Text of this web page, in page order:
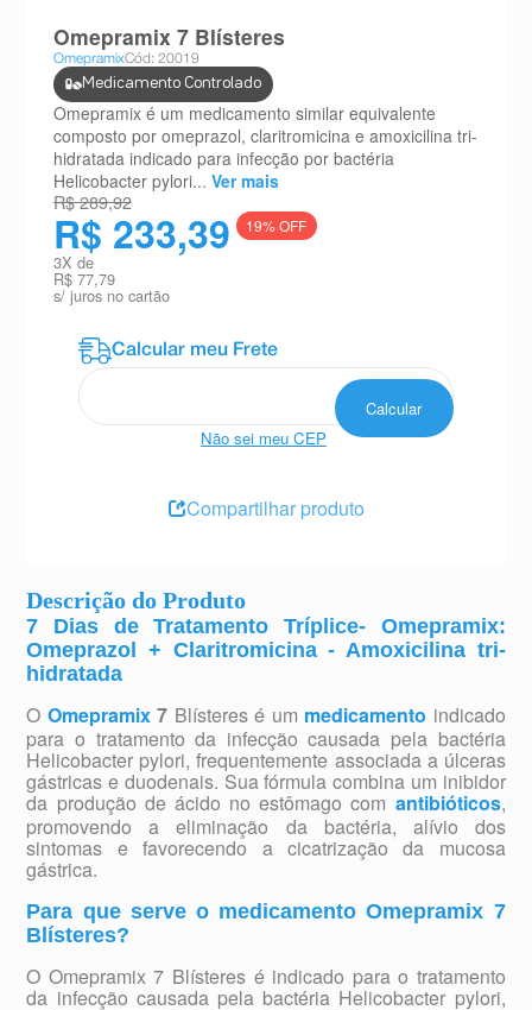
Descrição do Produto
7 Dias de Tratamento Tríplice- Omepramix:
Omeprazol + Claritromicina - Amoxicilina tri-
hidratada
O Omepramix7 Blísteres é um medicamento indicado
para o tratamento da infecção causada pela bactéria
Helicobacter pylori, frequentemente associada a úlceras
gástricas e duodenais. Sua fórmula combina um inibidor
da produção de ácido no estômago com antibióticos,
promovendo a eliminação da bactéria, alívio dos
sintomas e favorecendo a cicatrização da mucosa
gástrica.
Para que serve o medicamento Omepramix 7
Blísteres?
O Omepramix 7 Blísteres é indicado para o tratamento
da infecção causada pela bactéria Helicobacter pylori,
Omepramix 7 Blísteres
OmepramixCód: 20019
Medicamento Controlado
Omepramix é um medicamento similar equivalente
composto por omeprazol, claritromicina e amoxicilina tri-
hidratada indicado para infecção por bactéria
Helicobacter pylori... Ver mais
R$ 289,92
R$ 233,39 19% OFF
3X de
R$ 77,79
s/ juros no cartão
Não sei meu CEP
Compartilhar produto
esmalte
10ºabsorvente